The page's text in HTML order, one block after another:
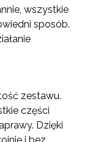
wszystkie
sposób.
zestawu.
części
Dzięki